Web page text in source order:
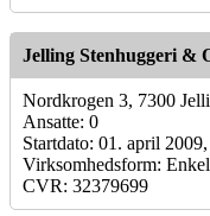
Jelling Stenhuggeri &
Nordkrogen 3, 7300
Ansatte: 0
Startdato: 01. april 2009,
Virksomhedsform:
CVR: 32379699